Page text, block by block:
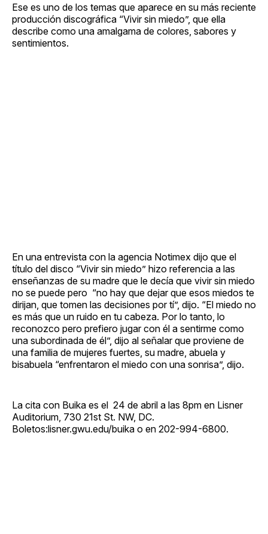
Ese es uno de los temas que aparece en su más reciente
producción discográfica “Vivir sin miedo”, que ella
describe como una amalgama de colores, sabores y
sentimientos.
En una entrevista con la agencia Notimex dijo que el
título del disco “Vivir sin miedo” hizo referencia a las
enseñanzas de su madre que le decía que vivir sin miedo
no se puede pero “no hay que dejar que esos miedos te
dirijan, que tomen las decisiones por tí”, dijo. “El miedo no
es más que un ruido en tu cabeza. Por lo tanto, lo
reconozco pero prefiero jugar con él a sentirme como
una subordinada de él”, dijo al señalar que proviene de
una familia de mujeres fuertes, su madre, abuela y
bisabuela “enfrentaron el miedo con una sonrisa”, dijo.
La cita con Buika es el 24 de abril a las 8pm en Lisner
Auditorium, 730 21st St. NW, DC.
Boletos:lisner.gwu.edu/buika o en 202-994-6800.